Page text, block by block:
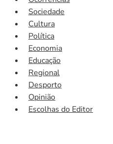
Sociedade
Cultura
Política
Economia
Educação
Regional
Desporto
Opinião
Escolhas do Editor